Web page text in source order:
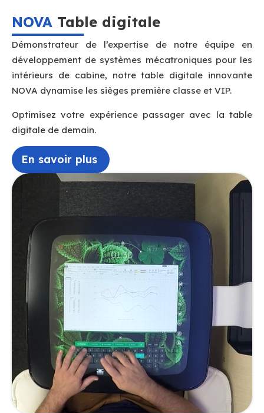
NOVA Table digitale
Démonstrateur de l’expertise de notre équipe en
développement de systèmes mécatroniques pour les
intérieurs de cabine, notre table digitale innovante
NOVA dynamise les sièges première classe et VIP.
Optimisez votre expérience passager avec la table
digitale de demain.
En savoir plus